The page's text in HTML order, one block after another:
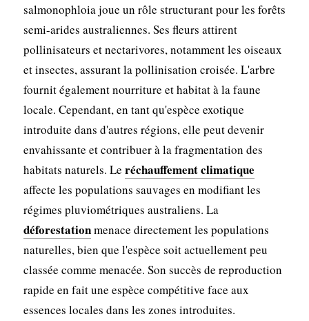
salmonophloia joue un rôle structurant pour les forêts
semi-arides australiennes. Ses fleurs attirent
pollinisateurs et nectarivores, notamment les oiseaux
et insectes, assurant la pollinisation croisée. L'arbre
fournit également nourriture et habitat à la faune
locale. Cependant, en tant qu'espèce exotique
introduite dans d'autres régions, elle peut devenir
envahissante et contribuer à la fragmentation des
habitats naturels. Le réchauffement climatique
affecte les populations sauvages en modifiant les
régimes pluviométriques australiens. La
déforestationmenace directement les populations
naturelles, bien que l'espèce soit actuellement peu
classée comme menacée. Son succès de reproduction
rapide en fait une espèce compétitive face aux
essences locales dans les zones introduites.